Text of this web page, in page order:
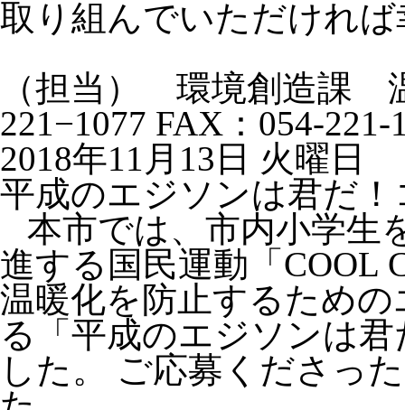
取り組んでいただけれ
（担当） 環境創造課
221−1077 FAX：054-221-
2018年11月13日 火曜日
平成のエジソンは君だ
本市では、市内小学生
進する国民運動「COOL
温暖化を防止するため
る「平成のエジソンは
した。 ご応募くださっ